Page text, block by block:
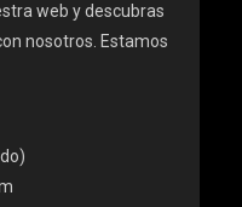
web y descubras
nosotros. Estamos